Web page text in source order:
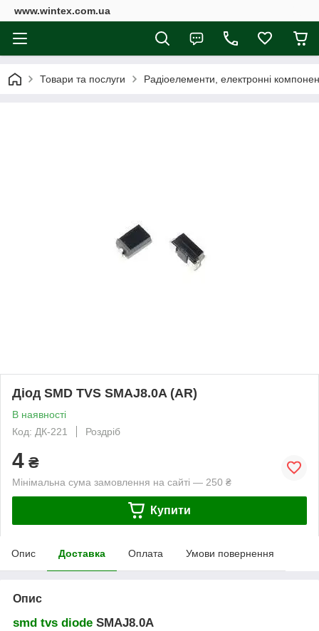
www.wintex.com.ua
Товари та послуги Радіоелементи, електронні
Діод SMD TVS SMAJ8.0A (AR)
В наявності
Код: ДК-221
Роздріб
4 ₴
Мінімальна сума замовлення на сайті — 250 ₴
Купити
Опис Доставка Оплата Умови повернення
Опис
smd tvs diode SMAJ8.0A